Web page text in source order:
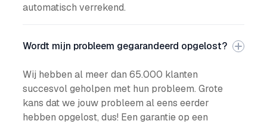
automatisch verrekend.
Wordt mijn probleem gegarandeerd opgelost?
Wij hebben al meer dan 65.000 klanten
succesvol geholpen met hun probleem. Grote
kans dat we jouw probleem al eens eerder
hebben opgelost, dus! Een garantie op een